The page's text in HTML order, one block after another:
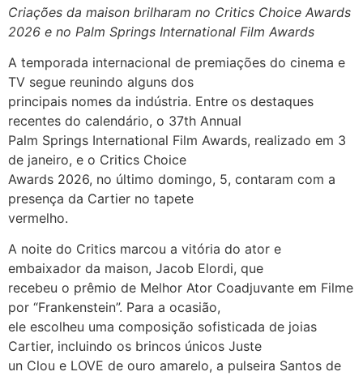
Criações da maison brilharam no Critics Choice Awards
2026 e no Palm Springs International Film Awards
A temporada internacional de premiações do cinema e
TV segue reunindo alguns dos
principais nomes da indústria. Entre os destaques
recentes do calendário, o 37th Annual
Palm Springs International Film Awards, realizado em 3
de janeiro, e o Critics Choice
Awards 2026, no último domingo, 5, contaram com a
presença da Cartier no tapete
vermelho.
A noite do Critics marcou a vitória do ator e
embaixador da maison, Jacob Elordi, que
recebeu o prêmio de Melhor Ator Coadjuvante em Filme
por “Frankenstein”. Para a ocasião,
ele escolheu uma composição sofisticada de joias
Cartier, incluindo os brincos únicos Juste
un Clou e LOVE de ouro amarelo, a pulseira Santos de